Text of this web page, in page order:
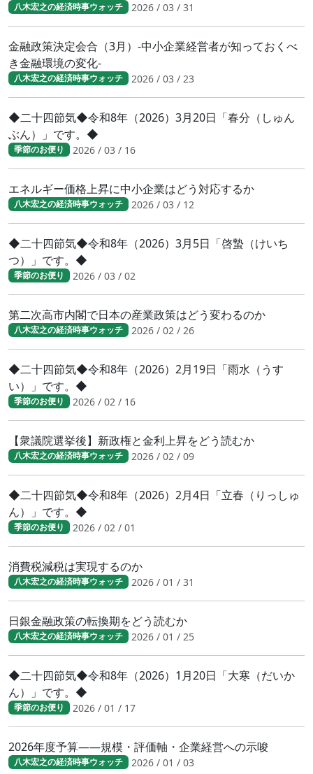
八木宏之の経済時事ウォッチ 2026 / 03 / 31
金融政策決定会合（3月）-中小企業経営者が知っておくべ
き金融環境の変化-
八木宏之の経済時事ウォッチ 2026 / 03 / 23
◆二十四節気◆令和8年（2026）3月20日「春分（しゅん
ぶん）」です。◆
季節のお便り 2026 / 03 / 16
エネルギー価格上昇に中小企業はどう対応するか
八木宏之の経済時事ウォッチ 2026 / 03 / 12
◆二十四節気◆令和8年（2026）3月5日「啓蟄（けいち
つ）」です。◆
季節のお便り 2026 / 03 / 02
第二次高市内閣で日本の産業政策はどう変わるのか
八木宏之の経済時事ウォッチ 2026 / 02 / 26
◆二十四節気◆令和8年（2026）2月19日「雨水（うす
い）」です。◆
季節のお便り 2026 / 02 / 16
【衆議院選挙後】新政権と金利上昇をどう読むか
八木宏之の経済時事ウォッチ 2026 / 02 / 09
◆二十四節気◆令和8年（2026）2月4日「立春（りっしゅ
ん）」です。◆
季節のお便り 2026 / 02 / 01
消費税減税は実現するのか
八木宏之の経済時事ウォッチ 2026 / 01 / 31
日銀金融政策の転換期をどう読むか
八木宏之の経済時事ウォッチ 2026 / 01 / 25
◆二十四節気◆令和8年（2026）1月20日「大寒（だいか
ん）」です。◆
季節のお便り 2026 / 01 / 17
2026年度予算――規模・評価軸・企業経営への示唆
八木宏之の経済時事ウォッチ 2026 / 01 / 03